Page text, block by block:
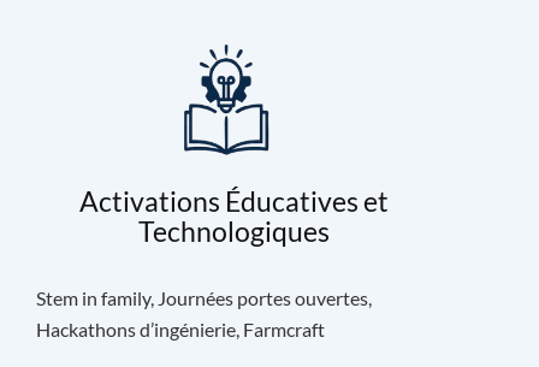
Activations Éducatives et
Technologiques
Stem in family, Journées portes ouvertes,
Hackathons d’ingénierie, Farmcraft